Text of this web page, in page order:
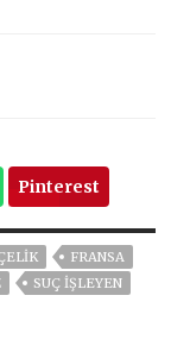
Pinterest
FRANSA
SUÇ IŞLEYEN